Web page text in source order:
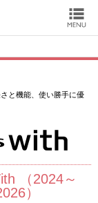
と機能、使い勝手に優
（2024～
）